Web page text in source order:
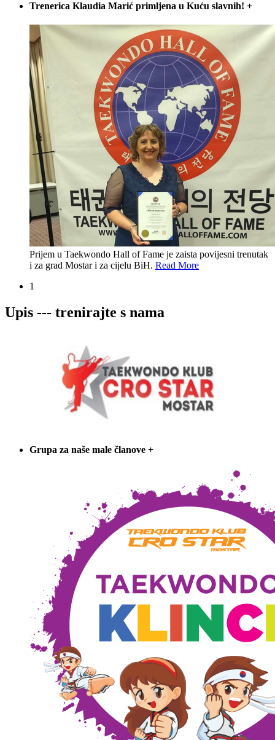
Trenerica Klaudia Marić primljena u Kuću slavnih! +
Prijem u Taekwondo Hall of Fame je zaista povijesni trenutak
i za grad Mostar i za cijelu BiH. Read More
1
Upis --- trenirajte s nama
Grupa za naše male članove +